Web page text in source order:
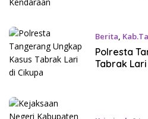
Berita,
2026
Polresta
Tabrak